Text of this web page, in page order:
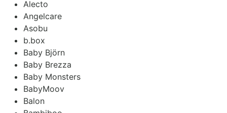
Alecto
Angelcare
Asobu
b.box
Baby Björn
Baby Brezza
Baby Monsters
BabyMoov
Balon